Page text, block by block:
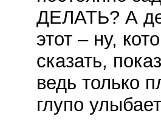
ДЕЛАТЬ? А
этот – ну,
сказать,
ведь только
глупо